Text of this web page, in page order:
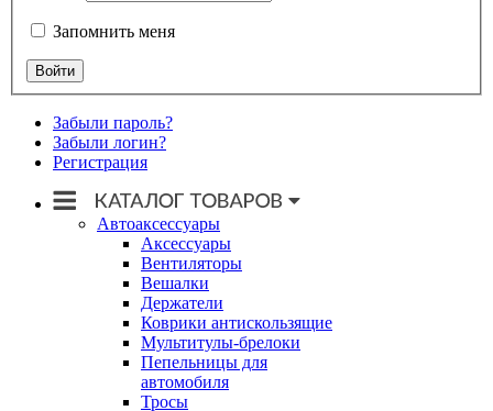
Запомнить меня
Забыли пароль?
Забыли логин?
Регистрация
Автоаксессуары
Аксессуары
Вентиляторы
Вешалки
Держатели
Коврики антискользящие
Мультитулы-брелоки
Пепельницы для
автомобиля
Тросы